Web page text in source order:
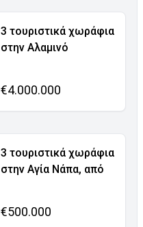
3 τουριστικά χωράφια
στην Αλαμινό
€4.000.000
3 τουριστικά χωράφια
στην Αγία Νάπα, από
€500.000